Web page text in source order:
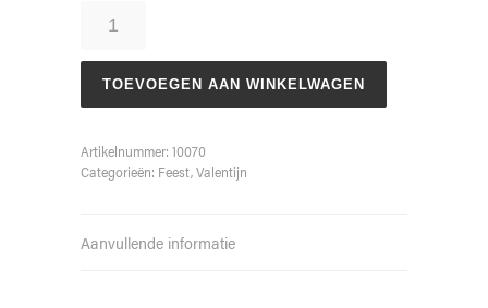
stuks)
aantal
TOEVOEGEN AAN WINKELWAGEN
Artikelnummer: 10070
Categorieën: Feest,Valentijn
Aanvullende informatie